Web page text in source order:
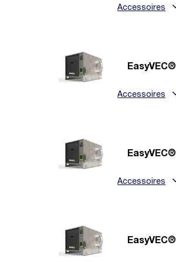
Accessoires
Accessoires
Accessoires